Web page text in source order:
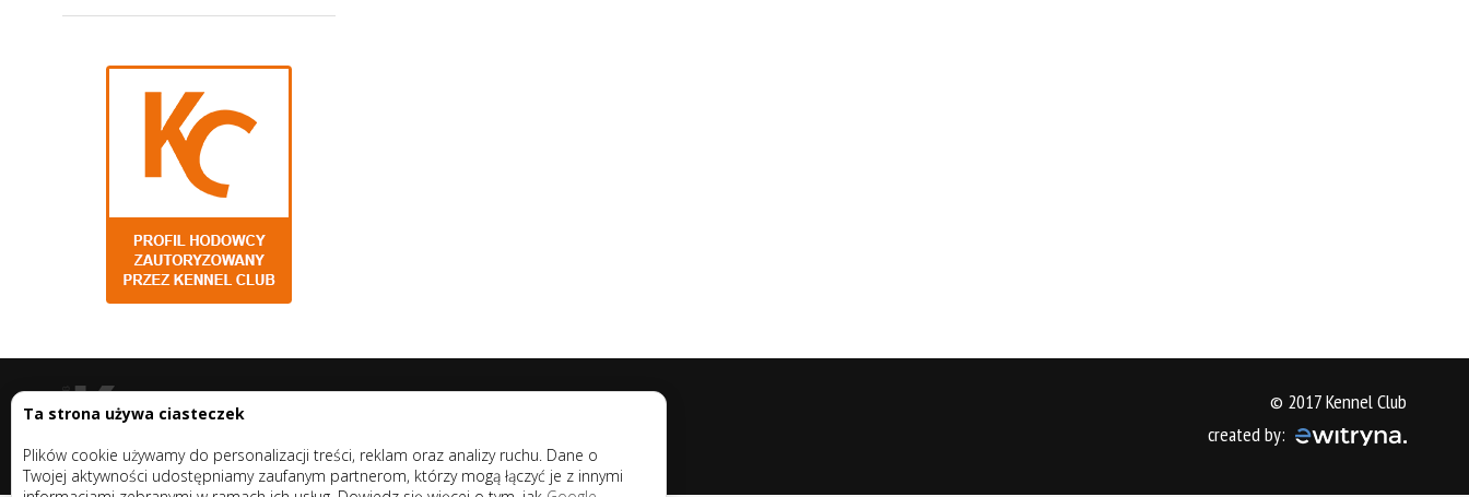
Ta strona używa ciasteczek
Plików cookie używamy do personalizacji treści, reklam oraz analizy ruchu. Dane o
Twojej aktywności udostępniamy zaufanym partnerom, którzy mogą łączyć je z innymi
© 2017 Kennel Club
created by: